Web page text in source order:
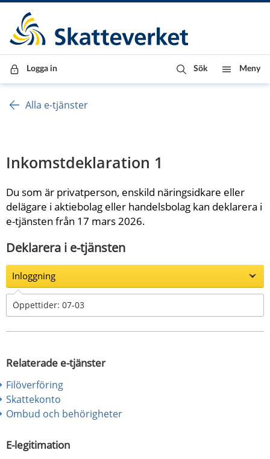
Till innehåll
Till navigationen
Till chattrobot
Logga in Sök Meny
Alla e-tjänster
Inkomstdeklaration 1
Du som är privatperson, enskild näringsidkare eller
delägare i aktiebolag eller handelsbolag kan deklarera i
e-tjänsten från 17 mars 2026.
Deklarera i e-tjänsten
Inloggning
Öppettider: 07-03
Relaterade e-tjänster
Filöverföring
Skattekonto
Ombud och behörigheter
E-legitimation